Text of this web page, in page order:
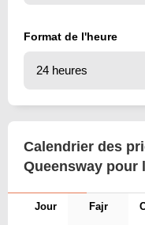
Format de l'heure
Calendrier des
Queensway pour
Jour Fajr